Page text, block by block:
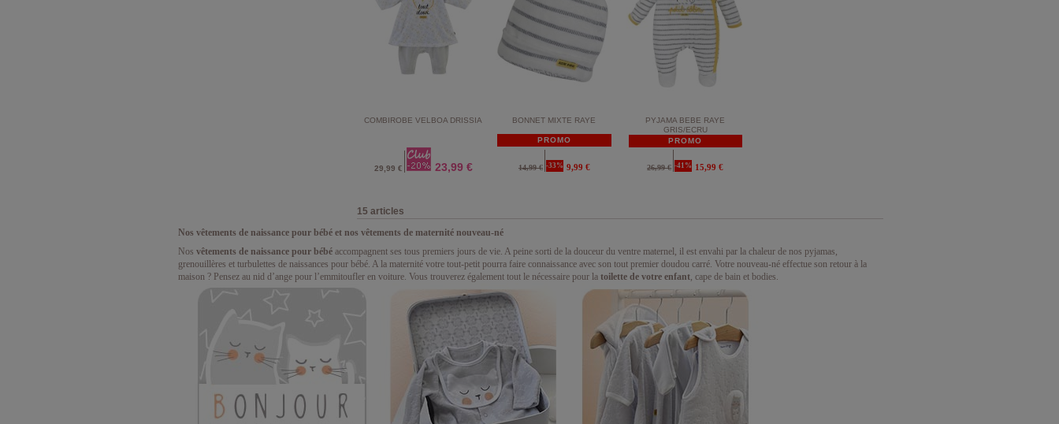
COMBIROBE VELBOA DRISSIA
29,99 € 23,99 €
BONNET MIXTE RAYE
PROMO
14,99 € -33% 9,99 €
PYJAMA BEBE RAYE
GRIS/ECRU
PROMO
26,99 € -41% 15,99 €
15 articles
Nos vêtements de naissance pour bébé et nos vêtements de maternité nouveau-né
Nos vêtements de naissance pour bébé accompagnent ses tous premiers jours de vie. A peine sorti de la douceur du ventre maternel, il est envahi par la chaleur de nos pyjamas,
grenouillères et turbulettes de naissances pour bébé. A la maternité votre tout-petit pourra faire connaissance avec son tout premier doudou carré. Votre nouveau-né effectue son retour à la
maison ? Pensez au nid d’ange pour l’emmitoufler en voiture. Vous trouverez également tout le nécessaire pour la toilette de votre enfant, cape de bain et bodies.